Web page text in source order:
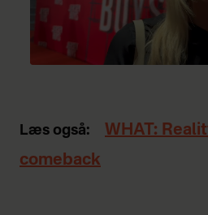
Læs også:
WHAT:
comeback